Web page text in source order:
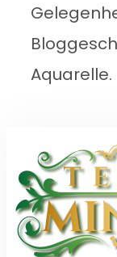
Aquarelle.